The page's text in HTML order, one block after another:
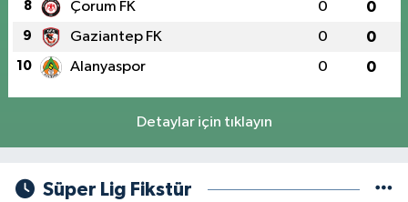
8 Çorum FK 0 0
9 Gaziantep FK 0 0
10 Alanyaspor 0 0
Detaylar için tıklayın
Süper Lig Fikstür